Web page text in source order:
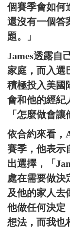
個賽季會如何
還沒有一個答
題。」
James透露自
家庭，而入選
積極投入美國
會和他的經紀
「怎麼做會讓
依合約來看，
賽季，他表示
出選擇，「
處在需要做決
及他的家人去
他做任何決定
想法，而我也